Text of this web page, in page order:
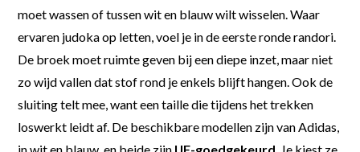
moet wassen of tussen wit en blauw wilt wisselen. Waar
ervaren judoka op letten, voel je in de eerste ronde randori.
De broek moet ruimte geven bij een diepe inzet, maar niet
zo wijd vallen dat stof rond je enkels blijft hangen. Ook de
sluiting telt mee, want een taille die tijdens het trekken
loswerkt leidt af. De beschikbare modellen zijn van Adidas,